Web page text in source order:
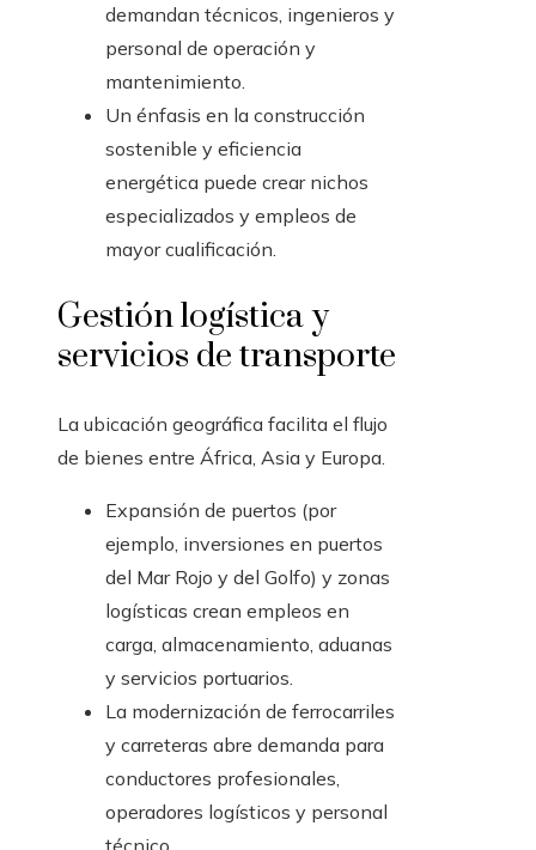
demandan técnicos, ingenieros y
personal de operación y
mantenimiento.
Un énfasis en la construcción
sostenible y eficiencia
energética puede crear nichos
especializados y empleos de
mayor cualificación.
Gestión logística y
servicios de transporte
La ubicación geográfica facilita el flujo
de bienes entre África, Asia y Europa.
Expansión de puertos (por
ejemplo, inversiones en puertos
del Mar Rojo y del Golfo) y zonas
logísticas crean empleos en
carga, almacenamiento, aduanas
y servicios portuarios.
La modernización de ferrocarriles
y carreteras abre demanda para
conductores profesionales,
operadores logísticos y personal